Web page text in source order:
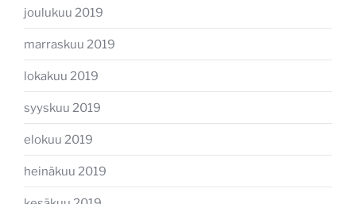
joulukuu 2019
marraskuu 2019
lokakuu 2019
syyskuu 2019
elokuu 2019
heinäkuu 2019